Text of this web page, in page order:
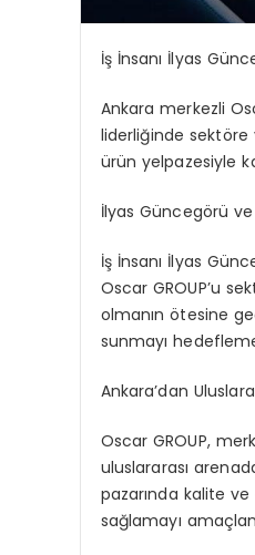
İş İnsanı İlyas
Ankara merkezli
liderliğinde sektöre
ürün yelpazesiyle
İlyas Güncegörü ve
İş İnsanı İlyas
Oscar GROUP’u
olmanın ötesine
sunmayı
Ankara’dan
Oscar GROUP,
uluslararası
pazarında kalite
sağlamayı